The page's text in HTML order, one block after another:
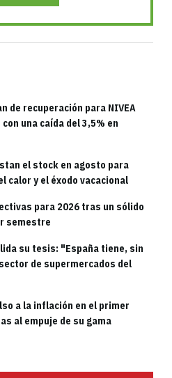
de recuperación para NIVEA
una caída del 3,5% en
el stock en agosto para
calor y el éxodo vacacional
para 2026 tras un sólido
semestre
su tesis: "España tiene, sin
de supermercados del
a la inflación en el primer
al empuje de su gama